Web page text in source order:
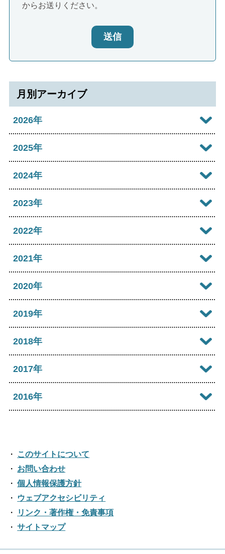
からお送りください。
送信
月別アーカイブ
2026年
2026年08月
2026年06月
2026年04月
2026年03月
2026年02月
2025年
2025年12月
2025年10月
2025年08月
2025年07月
2025年06月
2025年04月
2025年02月
2024年
2024年12月
2024年10月
2024年08月
2024年07月
2024年06月
2024年04月
2024年01月
2023年
2023年12月
2023年10月
2023年08月
2023年07月
2023年06月
2023年04月
2023年02月
2023年01月
2022年
2022年12月
2022年10月
2022年08月
2022年07月
2022年06月
2022年03月
2022年02月
2021年
2021年12月
2021年10月
2021年08月
2021年07月
2021年04月
2021年03月
2021年02月
2021年01月
2020年
2020年12月
2020年10月
2020年08月
2020年05月
2020年04月
2020年03月
2019年
2019年12月
2019年10月
2019年07月
2019年06月
2019年05月
2018年
2018年12月
2018年10月
2018年08月
2018年07月
2018年06月
2018年05月
2018年04月
2017年
2017年12月
2017年08月
2017年07月
2017年06月
2016年
2016年10月
2016年09月
2016年08月
このサイトについて
お問い合わせ
個人情報保護方針
ウェブアクセシビリティ
リンク・著作権・免責事項
サイトマップ